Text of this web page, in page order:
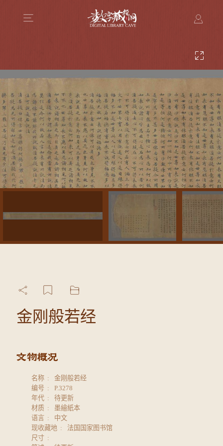
金刚般若经
名称
金刚般若经
编号
P.3278
年代
待更新
材质
墨繪紙本
语言
中文
现收藏地
法国国家图书馆
尺寸